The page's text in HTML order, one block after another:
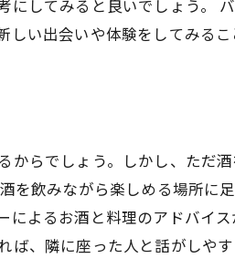
してみると良いでしょう。
い出会いや体験をしてみるこ
からでしょう。しかし、ただ
を飲みながら楽しめる場所
によるお酒と料理のアドバイ
ば、隣に座った人と話がしや